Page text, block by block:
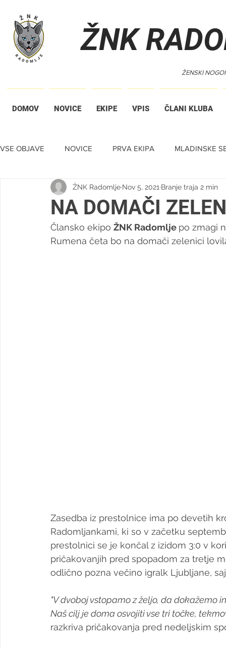
ŽNK
ŽENSKI
DOMOV NOVICE EKIPE VPIS ČLANI KLUBA
VSE OBJAVE NOVICE PRVA EKIPA MLADINSKE
TIHA DRAŽBA
NA DOMAČI
ŽNK Radomlje Nov 5, 2021 Branje traja 2 min
Člansko ekipo ŽNK Radomlje po zmagi
Rumena četa bo na domači zelenici
Zasedba iz prestolnice ima po devetih
Radomljankami, ki so v začetku
prestolnici se je končal z izidom 3:0 v
pričakovanjih pred spopadom za tretje
odlično pozna večino igralk Ljubljane,
"V dvoboj vstopamo z željo, da dokažemo
Naš cilj je doma osvojiti vse tri točke,
razkriva pričakovanja pred nedeljskim